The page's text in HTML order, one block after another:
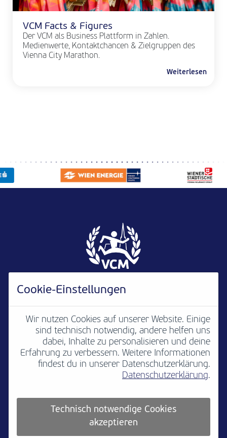
VCM Facts & Figures
Der VCM als Business Plattform in Zahlen.
Medienwerte, Kontaktchancen & Zielgruppen des
Vienna City Marathon.
Weiterlesen
Newsletter B2B Media Kontakt
Jobs Impressum
Teilnahmebedingungen Platzordnung
Cookie-Einstellungen
Wir nutzen Cookies auf unserer Website. Einige
sind technisch notwendig, andere helfen uns
dabei, Inhalte zu personalisieren und deine
Erfahrung zu verbessern. Weitere Informationen
findest du in unserer Datenschutzerklärung.
Datenschutzerklärung.
Technisch notwendige Cookies
akzeptieren